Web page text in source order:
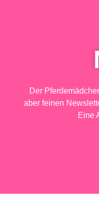
Der
aber feinen
Eine